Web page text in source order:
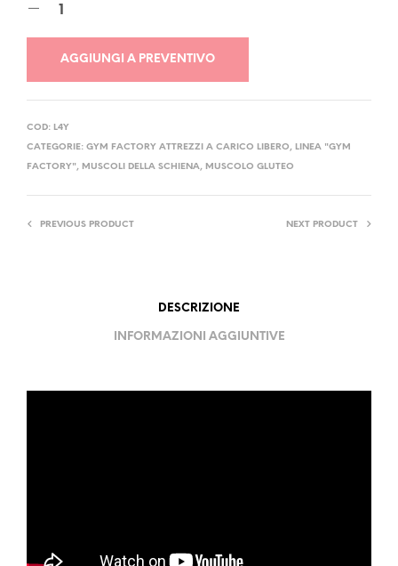
AGGIUNGI A PREVENTIVO
COD: L4Y
CATEGORIE: GYM FACTORY ATTREZZI A CARICO LIBERO, LINEA "GYM
FACTORY", MUSCOLI DELLA SCHIENA, MUSCOLO GLUTEO
PREVIOUS PRODUCT NEXT PRODUCT
DESCRIZIONE
INFORMAZIONI AGGIUNTIVE